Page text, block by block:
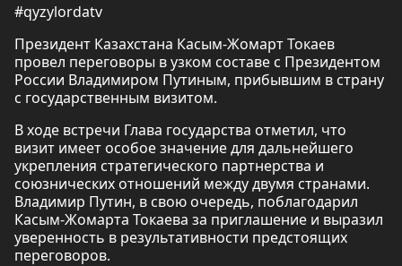
#qyzylordatv
Президент Казахстана Касым-Жомарт Токаев
провел переговоры в узком составе с Президентом
России Владимиром Путиным, прибывшим в страну
с государственным визитом.
В ходе встречи Глава государства отметил, что
визит имеет особое значение для дальнейшего
укрепления стратегического партнерства и
союзнических отношений между двумя странами.
Владимир Путин, в свою очередь, поблагодарил
Касым-Жомарта Токаева за приглашение и выразил
уверенность в результативности предстоящих
переговоров.